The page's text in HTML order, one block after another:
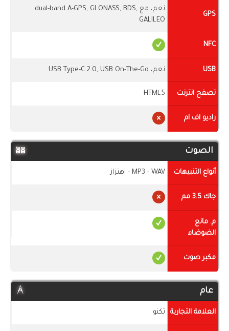
GPS
نعم، مع dual-band A-GPS, GLONASS, BDS,
GALILEO
NFC
USB نعم، USB Type-C 2.0, USB On-The-Go
تصفح انترنت HTML5
راديو اف ام
الصوت
أنواع التنبيهات MP3 - WAV - اهتزاز
جاك 3.5 مم
م. مانع
الضوضاء
مكبر صوت
عام
العلامة التجارية تكنو